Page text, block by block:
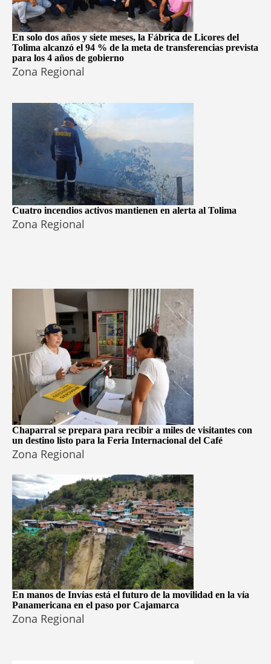
En solo dos años y siete meses, la Fábrica de Licores del
Tolima alcanzó el 94 % de la meta de transferencias prevista
para los 4 años de gobierno
Zona Regional
Cuatro incendios activos mantienen en alerta al Tolima
Zona Regional
Chaparral se prepara para recibir a miles de visitantes con
un destino listo para la Feria Internacional del Café
Zona Regional
En manos de Invías está el futuro de la movilidad en la vía
Panamericana en el paso por Cajamarca
Zona Regional